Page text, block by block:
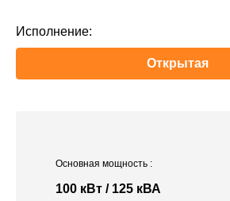
Исполнение:
Открытая
Основная мощность :
100 кВт / 125 кВА